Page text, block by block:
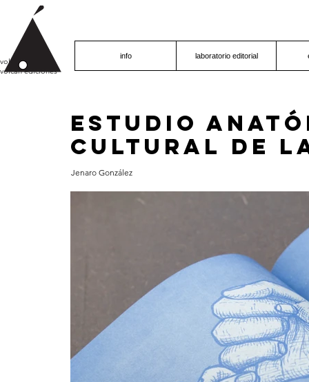
info laboratorio editorial
Estudio
cultural de la
Jenaro González
volcán proyecto
volcán ediciones